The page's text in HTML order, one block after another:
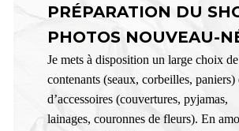
PRÉPARATION DU
PHOTOS NOUVEAU-
Je mets à disposition un large choix de
contenants (seaux, corbeilles, paniers)
d’accessoires (couvertures, pyjamas,
lainages, couronnes de fleurs). En